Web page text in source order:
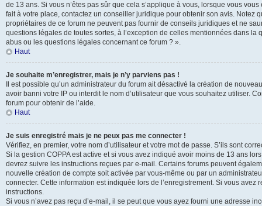
de 13 ans. Si vous n’êtes pas sûr que cela s’applique à vous, lorsque vous
fait à votre place, contactez un conseiller juridique pour obtenir son avis. Notez
propriétaires de ce forum ne peuvent pas fournir de conseils juridiques et ne
questions légales de toutes sortes, à l’exception de celles mentionnées dans la
abus ou les questions légales concernant ce forum ? ».
Haut
Je souhaite m’enregistrer, mais je n’y parviens pas !
Il est possible qu’un administrateur du forum ait désactivé la création de
avoir banni votre IP ou interdit le nom d’utilisateur que vous souhaitez utiliser.
forum pour obtenir de l’aide.
Haut
Je suis enregistré mais je ne peux pas me connecter !
Vérifiez, en premier, votre nom d’utilisateur et votre mot de passe. S’ils sont
Si la gestion COPPA est active et si vous avez indiqué avoir moins de 13 ans
devrez suivre les instructions reçues par e-mail. Certains forums peuvent
nouvelle création de compte soit activée par vous-même ou par un
connecter. Cette information est indiquée lors de l’enregistrement. Si vous avez
instructions.
Si vous n’avez pas reçu d’e-mail, il se peut que vous ayez fourni une adresse